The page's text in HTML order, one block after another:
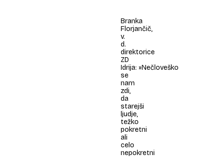
Branka
Florjančič,
v.
d.
direktorice
ZD
Idrija: »Nečloveško
se
nam
zdi,
da
starejši
ljudje,
težko
pokretni
ali
celo
nepokretni